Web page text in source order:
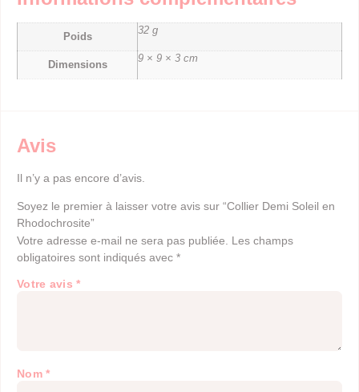
Poids
32 g
Dimensions
9 × 9 × 3 cm
Avis
Il n’y a pas encore d’avis.
Soyez le premier à laisser votre avis sur “Collier Demi Soleil en
Rhodochrosite”
Votre adresse e-mail ne sera pas publiée. Les champs
obligatoires sont indiqués avec *
Votre avis*
Nom*